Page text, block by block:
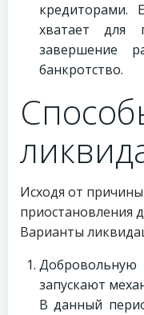
кредиторами.
хватает для
завершение
банкротство.
Исходя от
приостановления
Варианты
Добровольную
запускают
В данный